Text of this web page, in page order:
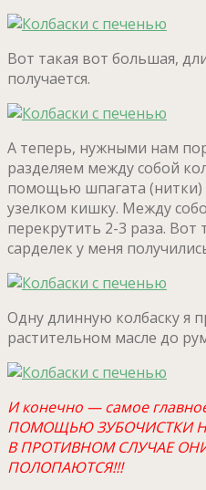
Вот такая вот большая,
получается.
А теперь, нужными нам
разделяем между собой
помощью шпагата (нитки)
узелком кишку. Между
перекрутить 2-3 раза. Вот
сарделек у меня
Одну длинную колбаску я
растительном масле до
И конечно — самое
ПОМОЩЬЮ ЗУБОЧИСТКИ
В ПРОТИВНОМ СЛУЧАЕ
ПОЛОПАЮТСЯ!!!